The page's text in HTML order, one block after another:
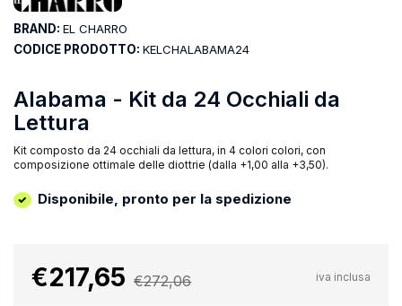
Alabama - Kit da 24 Occhiali da
Lettura
Kit composto da 24 occhiali da lettura, in 4 colori colori, con
composizione ottimale delle diottrie (dalla +1,00 alla +3,50).
Disponibile, pronto per la spedizione
BRAND: EL CHARRO
CODICE PRODOTTO: KELCHALABAMA24
€217,65 €272,06 iva inclusa